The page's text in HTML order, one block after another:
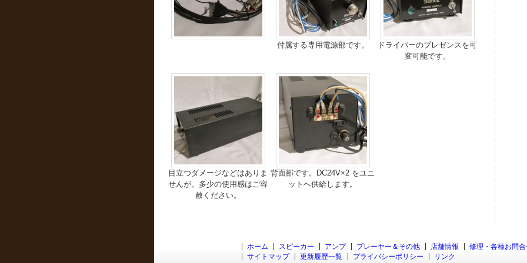
付属する専用電源部です。
ドライバーのプレゼンスを可
変可能です。
目立つダメージなどはありま
せんが。多少の使用感はご容
赦ください。
背面部です。DC24V×2 をユニ
ットへ供給します。
ホーム スピーカー アンプ プレーヤー＆その他 店舗情報
修理・各種お問合
サイトマップ
更新履歴一覧 プライバシーポリシー リンク